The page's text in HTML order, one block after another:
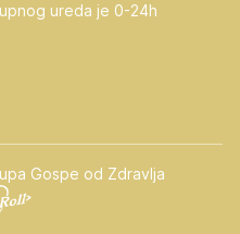
ureda je 0-24h
Gospe od Zdravlja